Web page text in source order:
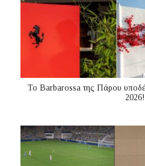
Το Barbarossa της Πάρου
2026!